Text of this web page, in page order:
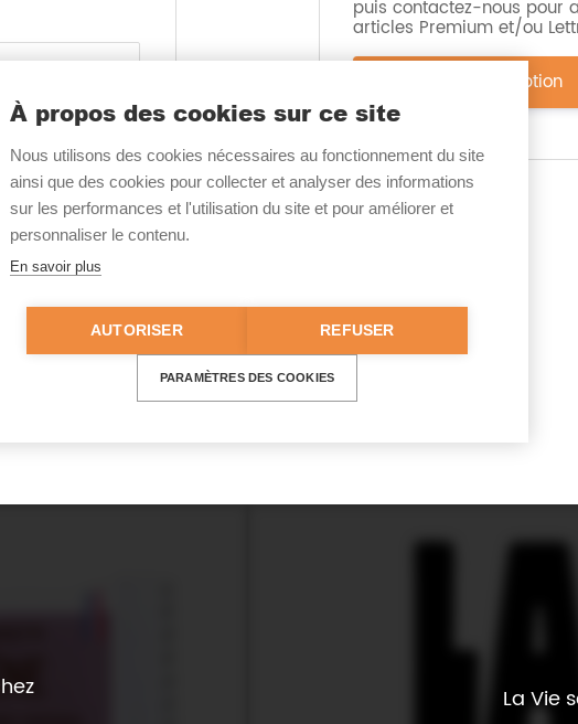
?
puis contactez-nous pour
articles Premium et/ou
Inscription
technologique grâce à ses
aux produits comme les viandes végétales par exemple, de
car cela valorise un sous-produit de l’industrie de la
que le lactose ou le gluten
terre est donc élevé et ses avantages certains comme une
La Vie
À propos des cookies sur ce site
Nous utilisons des cookies nécessaires au fonctionnement du site
ainsi que des cookies pour collecter et analyser des informations
sur les performances et l'utilisation du site et pour améliorer et
personnaliser le contenu.
En savoir plus
AUTORISER REFUSER
PARAMÈTRES DES COOKIES